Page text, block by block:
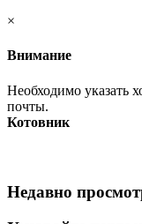
×
Внимание
Необходимо указать
почты.
Котовник
Недавно